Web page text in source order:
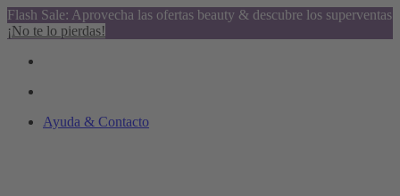
Flash Sale: Aprovecha las ofertas beauty & descubre los superventas
¡No te lo pierdas!
Ayuda & Contacto